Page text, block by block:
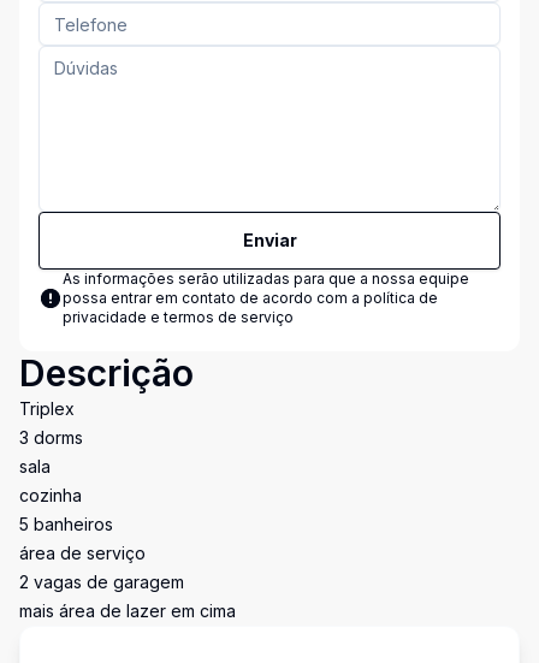
Enviar
As informações serão utilizadas para que a nossa equipe
possa entrar em contato de acordo com a política de
privacidade e termos de serviço
Descrição
Triplex
3 dorms
sala
cozinha
5 banheiros
área de serviço
2 vagas de garagem
mais área de lazer em cima